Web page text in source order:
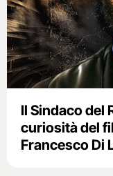
Il Sindaco del
curiosità del
Francesco Di